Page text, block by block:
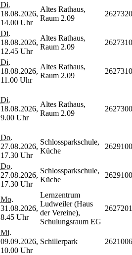
Di.
18.08.2026,
14.00 Uhr
Altes Rathaus,
Raum 2.09
Di.
18.08.2026,
12.45 Uhr
Altes Rathaus,
Raum 2.09
Di.
18.08.2026,
11.00 Uhr
Altes Rathaus,
Raum 2.09
Di.
18.08.2026,
9.00 Uhr
Altes Rathaus,
Raum 2.09
Do.
27.08.2026,
17.30 Uhr
Schlossparkschule,
Küche
Do.
27.08.2026,
17.30 Uhr
Schlossparkschule,
Küche
Mo.
31.08.2026,
8.45 Uhr
Lernzentrum
Ludweiler (Haus
der Vereine),
Schulungsraum EG
Mi.
09.09.2026,
10.00 Uhr
Schillerpark